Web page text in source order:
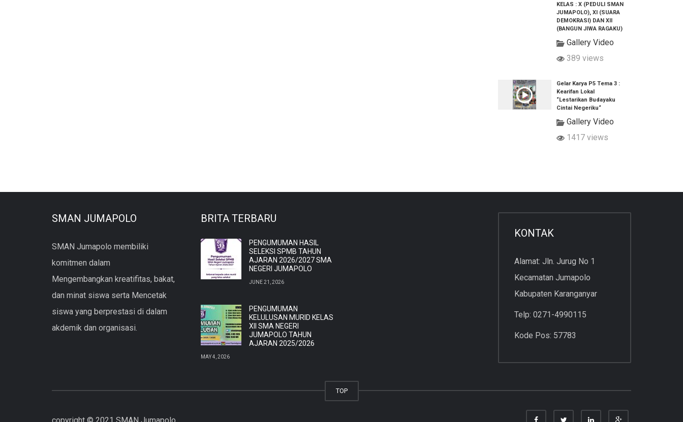
KELAS : X (PEDULI SMAN
JUMAPOLO), XI (SUARA
DEMOKRASI) DAN XII
(BANGUN JIWA RAGAKU)
Gallery Video
389 views
Gelar Karya P5 Tema 3 :
Kearifan Lokal
“Lestarikan Budayaku
Cintai Negeriku“
Gallery Video
1417 views
SMAN JUMAPOLO
SMAN Jumapolo membiliki
komitmen dalam
Mengembangkan kreatifitas, bakat,
dan minat siswa serta Mencetak
siswa yang berprestasi di dalam
akdemik dan organisasi.
BRITA TERBARU
PENGUMUMAN HASIL
SELEKSI SPMB TAHUN
AJARAN 2026/2027 SMA
NEGERI JUMAPOLO
JUNE 21, 2026
PENGUMUMAN
KELULUSAN MURID KELAS
XII SMA NEGERI
JUMAPOLO TAHUN
AJARAN 2025/2026
MAY 4, 2026
KONTAK
Alamat: Jln. Jurug No 1
Kecamatan Jumapolo
Kabupaten Karanganyar
Telp: 0271-4990115
Kode Pos: 57783
TOP